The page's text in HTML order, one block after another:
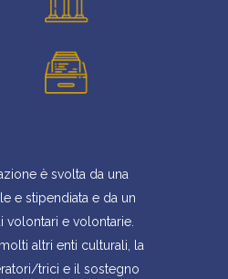
è svolta da una
e stipendiata e da un
volontari e volontarie.
altri enti culturali, la
trici e il sostegno